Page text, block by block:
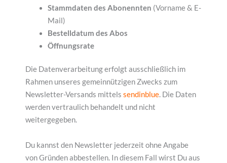
Stammdaten des Abonennten (Vorname & E-
Mail)
Bestelldatum des Abos
Öffnungsrate
Die Datenverarbeitung erfolgt ausschließlich im
Rahmen unseres gemeinnützigen Zwecks zum
Newsletter-Versands mittels sendinblue. Die Daten
werden vertraulich behandelt und nicht
weitergegeben.
Du kannst den Newsletter jederzeit ohne Angabe
von Gründen abbestellen. In diesem Fall wirst Du aus